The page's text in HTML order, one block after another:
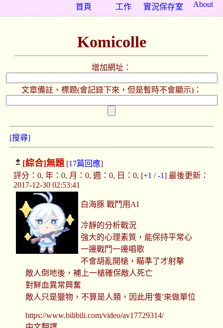
About
實況保存室
工作
首頁
Komicolle
增加網址：
文章備註、標題(會記錄下來，但是暫時不會顯示)：
[搜尋]
[綜合]無題[17篇回應]
評分：0, 年：0, 月：0, 週：0, 日：0, [+1 /-1] 最後更新：
2017-12-30 02:53:41
白海豚 戰鬥用AI
冷靜的分析戰況
強大的心理素質，能保持平常心
一邊戰鬥一邊唱歌
不會胡亂開槍，瞄準了才射擊
敵人倒地後，補上一槍確保敵人死亡
對鮮血異常興奮
敵人只是獵物，不算是人類，因此用'隻'來做單位
https://www.bilibili.com/video/av17729314/